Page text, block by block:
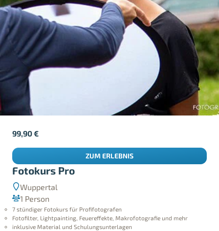
Fotokurs Pro
Wuppertal
1 Person
7 stündiger Fotokurs für Profifotografen
Fotofilter, Lightpainting, Feuereffekte, Makrofotografie und mehr
inklusive Material und Schulungsunterlagen
99,90€
ZUM ERLEBNIS